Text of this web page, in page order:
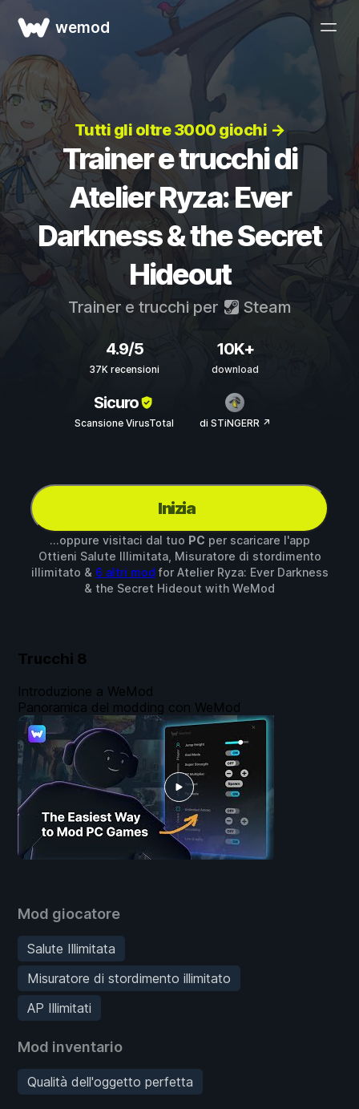
wemod
Tutti gli oltre 3000 giochi →
Trainer e trucchi di
Atelier Ryza: Ever
Darkness & the Secret
Hideout
Trainer e trucchi per Steam
4.9/5
37K recensioni
10K+
download
Sicuro
Scansione VirusTotal di STiNGERR ↗
Inizia
...oppure visitaci dal tuo PC per scaricare l'app
Ottieni Salute Illimitata, Misuratore di stordimento
illimitato & 6 altri mod for Atelier Ryza: Ever Darkness
& the Secret Hideout with WeMod
Trucchi 8
Mod giocatore
Salute Illimitata
Misuratore di stordimento illimitato
AP Illimitati
Mod inventario
Qualità dell'oggetto perfetta
Introduzione a WeMod
Panoramica del modding con WeMod